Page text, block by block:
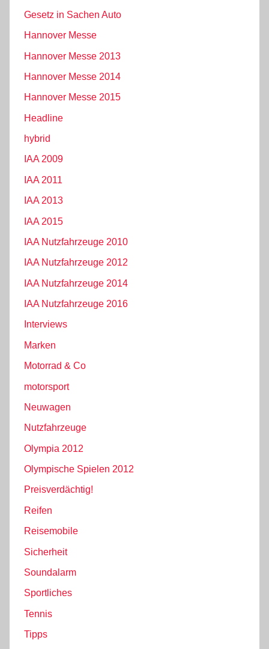
Gesetz in Sachen Auto
Hannover Messe
Hannover Messe 2013
Hannover Messe 2014
Hannover Messe 2015
Headline
hybrid
IAA 2009
IAA 2011
IAA 2013
IAA 2015
IAA Nutzfahrzeuge 2010
IAA Nutzfahrzeuge 2012
IAA Nutzfahrzeuge 2014
IAA Nutzfahrzeuge 2016
Interviews
Marken
Motorrad & Co
motorsport
Neuwagen
Nutzfahrzeuge
Olympia 2012
Olympische Spielen 2012
Preisverdächtig!
Reifen
Reisemobile
Sicherheit
Soundalarm
Sportliches
Tennis
Tipps